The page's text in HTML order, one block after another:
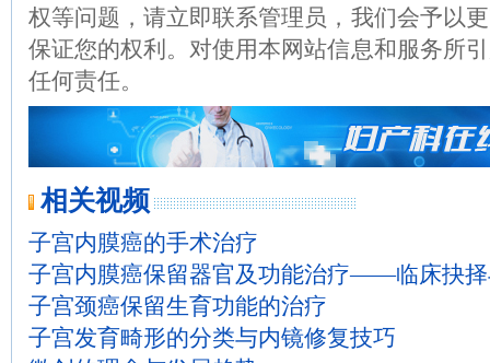
权等问题，请立即联系管理员，我们会予以
保证您的权利。对使用本网站信息和服务所
任何责任。
相关视频
子宫内膜癌的手术治疗
子宫内膜癌保留器官及功能治疗——临床抉
子宫颈癌保留生育功能的治疗
子宫发育畸形的分类与内镜修复技巧